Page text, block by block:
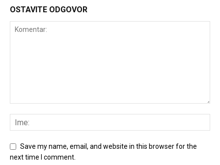
OSTAVITE ODGOVOR
Save my name, email, and website in this browser for the
next time I comment.